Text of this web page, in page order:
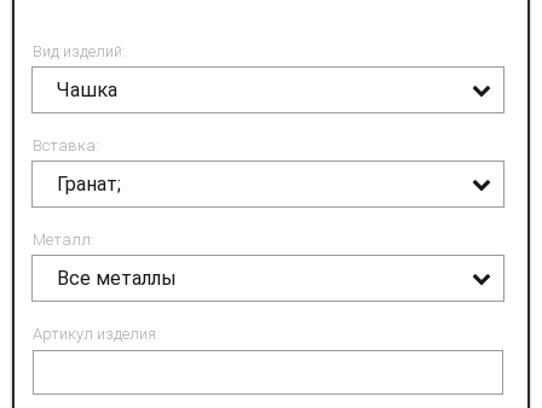
Вид изделий:
Чашка
Вставка:
Гранат;
Металл:
Все металлы
Артикул изделия: